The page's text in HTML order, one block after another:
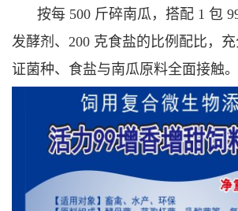
按每 500 斤碎南瓜，搭配 1 包
发酵剂、200 克食盐的比例配比，
证菌种、食盐与南瓜原料全面接触。